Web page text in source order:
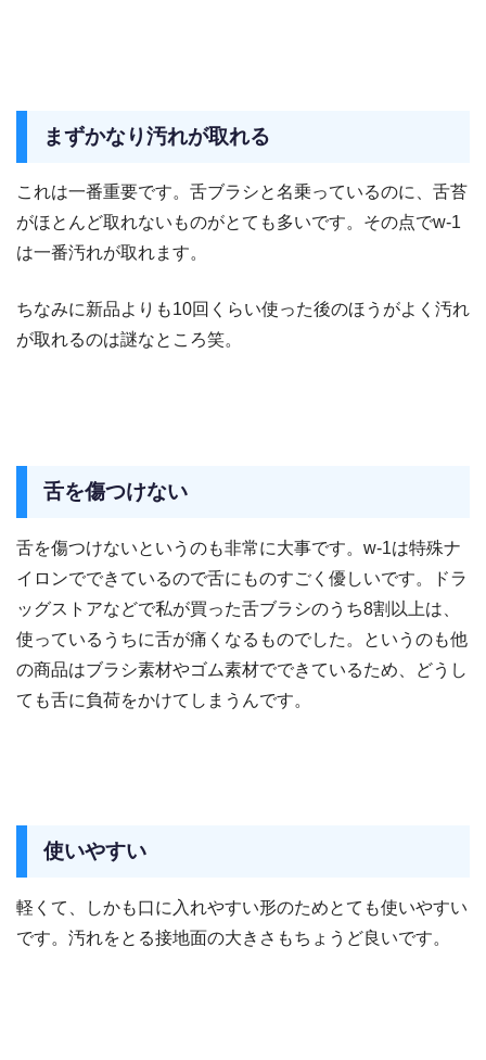
まずかなり汚れが取れる
これは一番重要です。舌ブラシと名乗っているのに、舌苔
がほとんど取れないものがとても多いです。その点でw-1
は一番汚れが取れます。
ちなみに新品よりも10回くらい使った後のほうがよく汚れ
が取れるのは謎なところ笑。
舌を傷つけない
舌を傷つけないというのも非常に大事です。w-1は特殊ナ
イロンでできているので舌にものすごく優しいです。ドラ
ッグストアなどで私が買った舌ブラシのうち8割以上は、
使っているうちに舌が痛くなるものでした。というのも他
の商品はブラシ素材やゴム素材でできているため、どうし
ても舌に負荷をかけてしまうんです。
使いやすい
軽くて、しかも口に入れやすい形のためとても使いやすい
です。汚れをとる接地面の大きさもちょうど良いです。